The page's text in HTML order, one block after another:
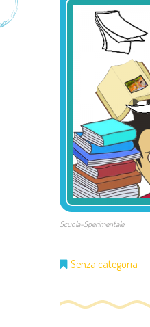
Scuola-Sperimentale
Senza categoria